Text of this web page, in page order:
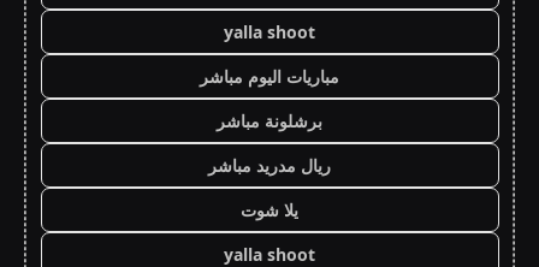
yalla shoot
مباريات اليوم مباشر
برشلونة مباشر
ريال مدريد مباشر
يلا شوت
yalla shoot